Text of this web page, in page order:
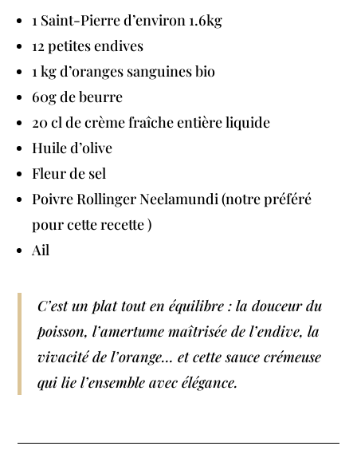
1 Saint-Pierre d’environ 1.6kg
12 petites endives
1 kg d’oranges sanguines bio
60g de beurre
20 cl de crème fraîche entière liquide
Huile d’olive
Fleur de sel
Poivre Rollinger Neelamundi (notre préféré
pour cette recette )
Ail
C’est un plat tout en équilibre : la douceur du
poisson, l’amertume maîtrisée de l’endive, la
vivacité de l’orange… et cette sauce crémeuse
qui lie l’ensemble avec élégance.